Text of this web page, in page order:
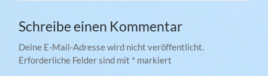
Schreibe einen Kommentar
Deine E-Mail-Adresse wird nicht veröffentlicht.
Erforderliche Felder sind mit * markiert